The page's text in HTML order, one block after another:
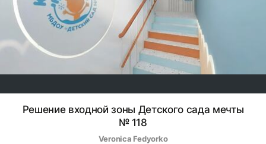
Решение входной зоны Детского сада мечты
№ 118
Veronica Fedyorko